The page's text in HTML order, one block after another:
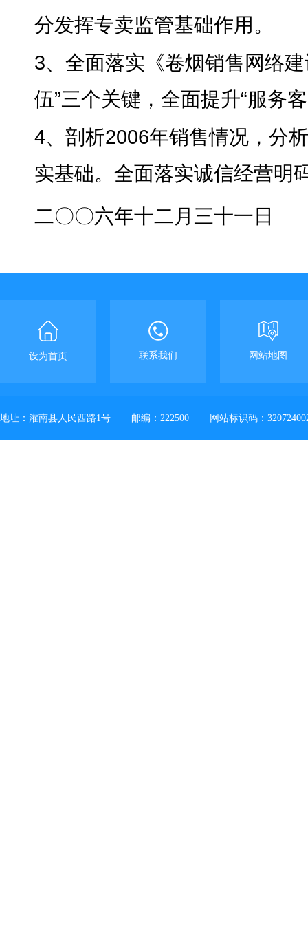
分发挥专卖监管基础作用。
3、全面落实《卷烟销售网络
伍”三个关键，全面提升“服务
4、剖析2006年销售情况 ， 分
实基础。全面落实诚信经营明
二〇〇六年十二月三十一日
设为首页 联系我们 网站地图
地址：灌南县人民西路1号 邮编：222500 网站标识码：